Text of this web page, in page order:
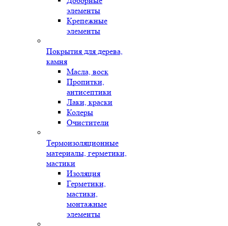
элементы
Крепежные
элементы
Покрытия для дерева,
камня
Масла, воск
Пропитки,
антисептики
Лаки, краски
Колеры
Очистители
Термоизоляционные
материалы, герметики,
мастики
Изоляция
Герметики,
мастики,
монтажные
элементы